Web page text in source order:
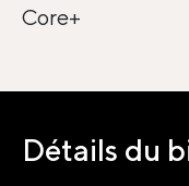
Core+
Détails du